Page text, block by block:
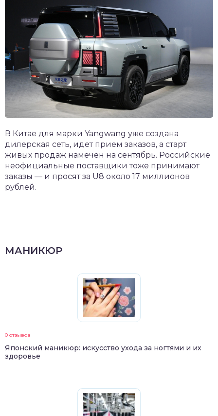
В Китае для марки Yangwang уже создана
дилерская сеть, идет прием заказов, а старт
живых продаж намечен на сентябрь. Российские
неофициальные поставщики тоже принимают
заказы — и просят за U8 около 17 миллионов
рублей.
МАНИКЮР
0 отзывов
Японский маникюр: искусство ухода за ногтями и их
здоровье